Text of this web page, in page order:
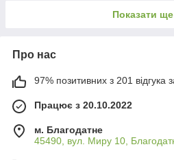
Показати ще
Про нас
97% позитивних з 201 відгука
Працює з 20.10.2022
м. Благодатне
45490, вул. Миру 10,